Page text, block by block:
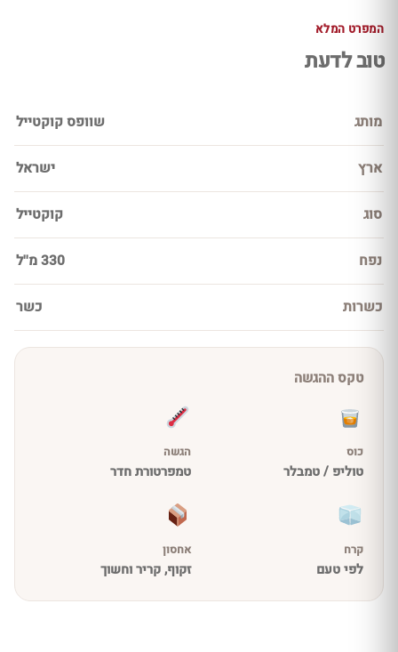
המפרט המלא
טוב לדעת
מותג שוופס קוקטייל
ארץ ישראל
סוג קוקטייל
נפח 330 מ''ל
כשרות כשר
טקס ההגשה
כוס
טוליפ / טמבלר
הגשה
טמפרטורת חדר
קרח
לפי טעם
אחסון
זקוף, קריר וחשוך